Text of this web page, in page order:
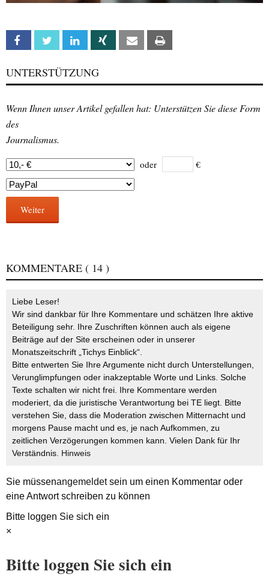
Facebook Twitter Linkedin Xing Email
UNTERSTÜTZUNG
Wenn Ihnen unser Artikel gefallen hat: Unterstützen Sie diese Form
des
Journalismus.
oder €
Weiter
KOMMENTARE ( 14 )
Liebe Leser!
Wir sind dankbar für Ihre Kommentare und schätzen Ihre aktive
Beteiligung sehr. Ihre Zuschriften können auch als eigene
Beiträge auf der Site erscheinen oder in unserer
Monatszeitschrift „Tichys Einblick“.
Bitte entwerten Sie Ihre Argumente nicht durch Unterstellungen,
Verunglimpfungen oder inakzeptable Worte und Links. Solche
Texte schalten wir nicht frei. Ihre Kommentare werden
moderiert, da die juristische Verantwortung bei TE liegt. Bitte
verstehen Sie, dass die Moderation zwischen Mitternacht und
morgens Pause macht und es, je nach Aufkommen, zu
zeitlichen Verzögerungen kommen kann. Vielen Dank für Ihr
Verständnis. Hinweis
Sie müssenangemeldetsein um einen Kommentar oder
eine Antwort schreiben zu können
Bitte loggen Sie sich ein
×
Bitte loggen Sie sich ein